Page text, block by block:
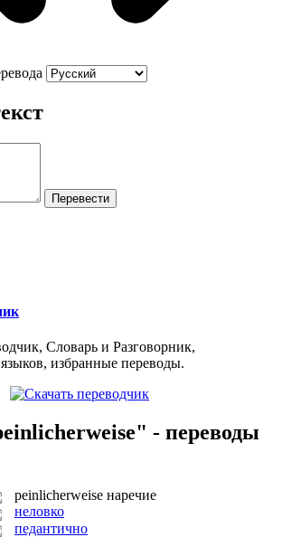
Словарь и Разговорник,
избранные переводы.
- переводы
peinlicherweise наречие
неловко
педантично